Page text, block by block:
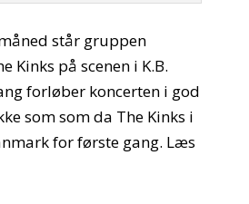
står gruppen
Kinks på scenen i K.B.
forløber koncerten i god
som som da The Kinks i
for første gang. Læs